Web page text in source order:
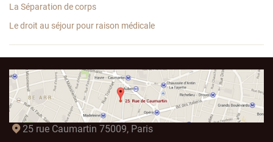
La Séparation de corps
Le droit au séjour pour raison médicale
25 rue Caumartin 75009, Paris